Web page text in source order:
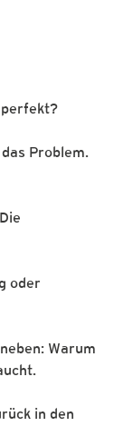
Problem.
oder
Warum
in den